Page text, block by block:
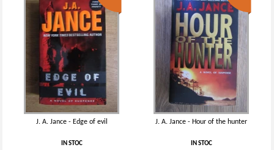
J. A. Jance - Edge of evil
IN STOC
J. A. Jance - Hour of the hunter
IN STOC